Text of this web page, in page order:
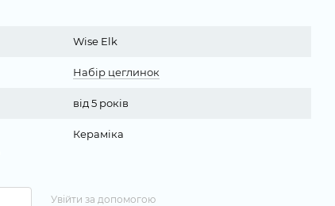
Wise Elk
Набір цеглинок
від 5 років
Кераміка
Увійти за допомогою